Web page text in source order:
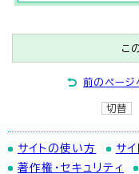
こ
前のページ
切替
サイトの使い方
サ
著作権・セキュリティ